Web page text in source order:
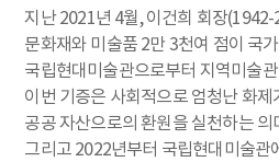
지난 2021년 4월, 이건희 회장
문화재와 미술품 2만 3천여 점이 국
국립현대미술관으로부터 지역미술
이번 기증은 사회적으로 엄청난 화제
공공 자산으로의 환원을 실천하는
그리고 2022년부터 국립현대미술관